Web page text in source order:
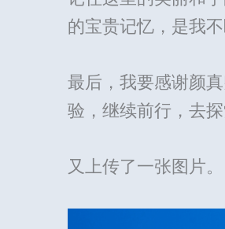
的宝贵记忆，是我不
最后，我要感谢颜
验，继续前行，去
又上传了一张图片。